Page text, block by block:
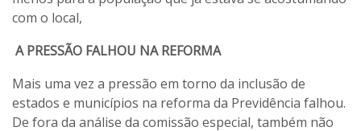
com o local,
A PRESSÃO FALHOU NA REFORMA
Mais uma vez a pressão em torno da inclusão de
estados e municípios na reforma da Previdência falhou.
De fora da análise da comissão especial, também não